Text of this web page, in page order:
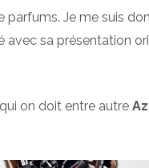
parfums. Je me suis
avec sa présentation
qui on doit entre autre